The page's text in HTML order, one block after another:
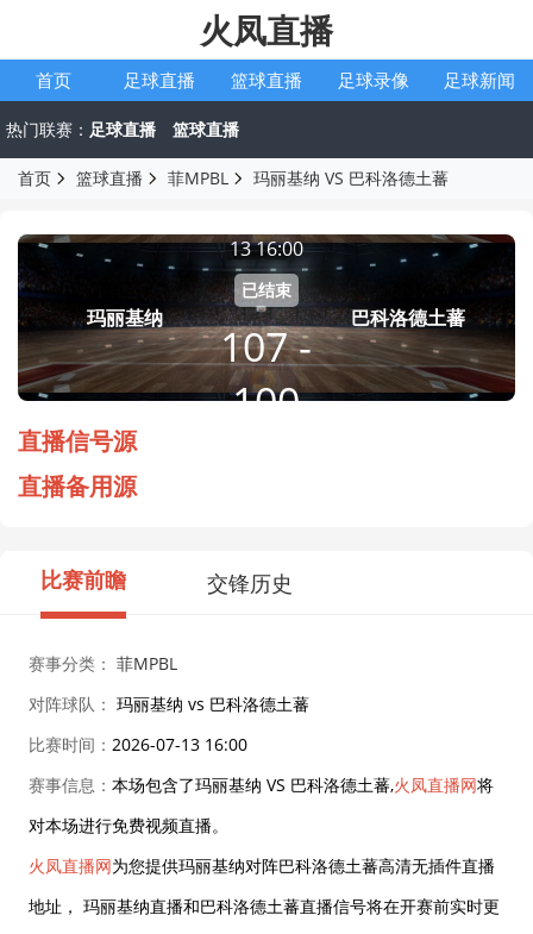
火凤直播
首页 足球直播 篮球直播 足球录像 足球新闻
热门联赛： 足球直播 篮球直播
首页 篮球直播 菲MPBL 玛丽基纳 VS 巴科洛德土蕃
玛丽基纳
13 16:00
已结束
107 -
100
巴科洛德土蕃
直播信号源
直播备用源
比赛前瞻 交锋历史
赛事分类： 菲MPBL
对阵球队： 玛丽基纳 vs 巴科洛德土蕃
比赛时间： 2026-07-13 16:00
赛事信息： 本场包含了玛丽基纳 VS 巴科洛德土蕃,火凤直播网将
对本场进行免费视频直播。
火凤直播网为您提供玛丽基纳对阵巴科洛德土蕃高清无插件直播
地址， 玛丽基纳直播和巴科洛德土蕃直播信号将在开赛前实时更